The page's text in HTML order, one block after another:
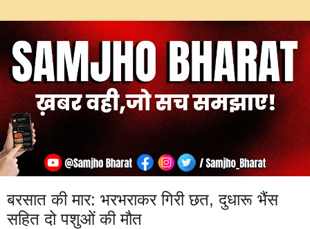
बरसात की मार: भरभराकर गिरी छत, दुधारू भैंस
सहित दो पशुओं की मौत